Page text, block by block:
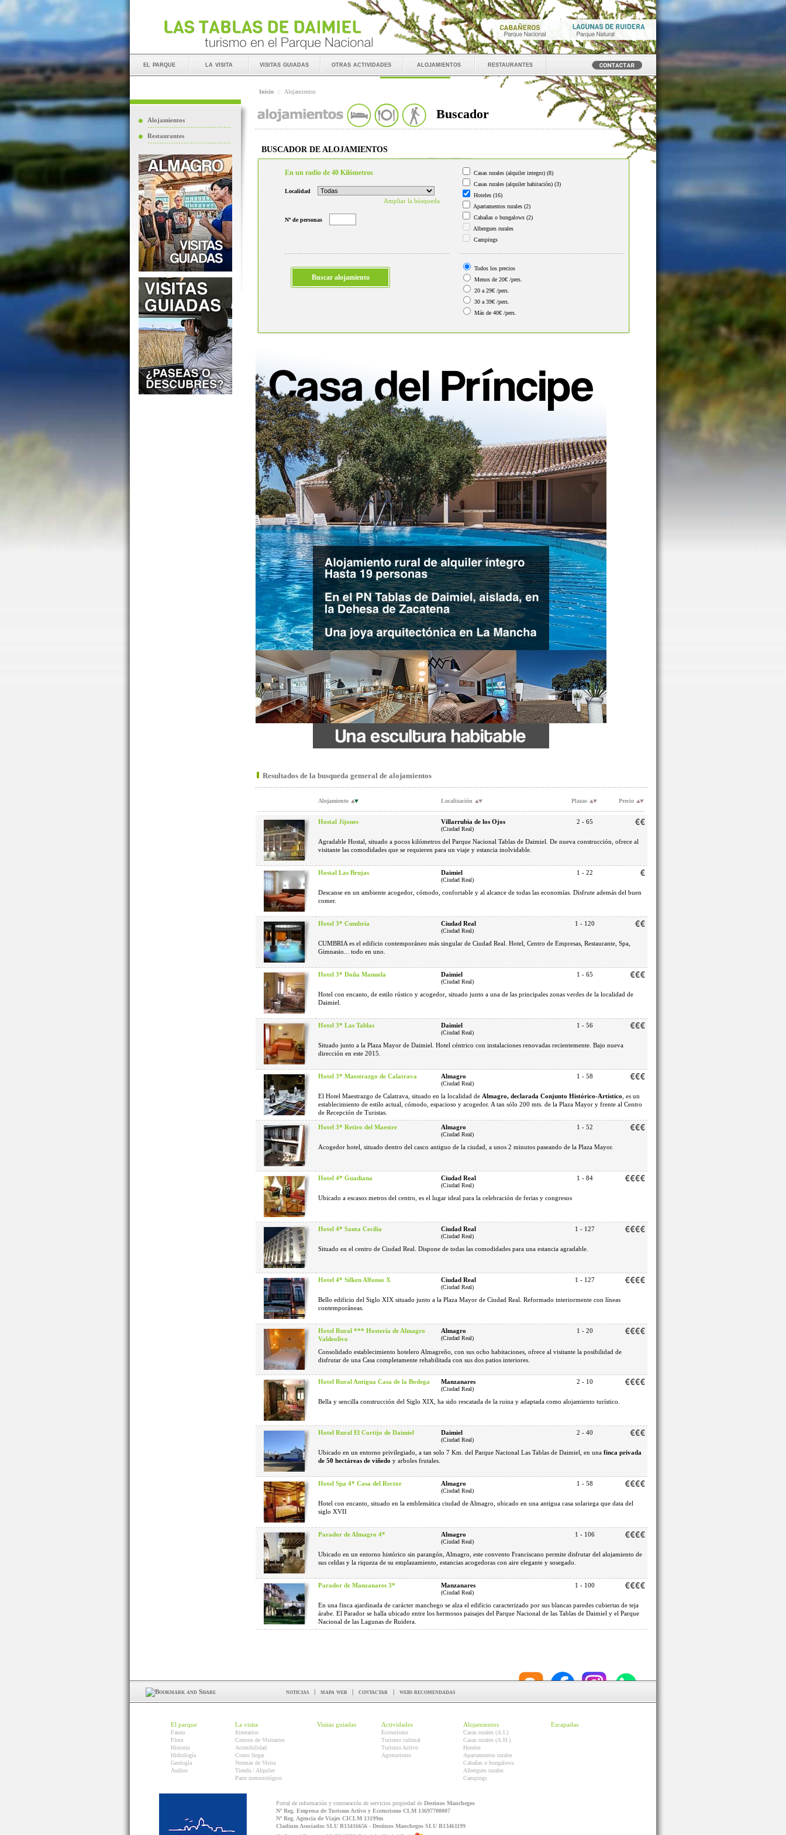
el parque la visita visitas guiadas otras actividades alojamientos restaurantes
Alojamientos
Restaurantes
Inicio :: Alojamientos
Buscador
BUSCADOR DE ALOJAMIENTOS
En un radio de 40 Kilómetros
Localidad
Ampliar la búsqueda
Nº de personas
Casas rurales (alquiler integro) (8)
Casas rurales (alquiler habitación) (3)
Hoteles (16)
Apartamentos rurales (2)
Cabañas o bungalows (2)
Albergues rurales
Campings
Todos los precios
Menos de 20€ /pers.
20 a 29€ /pers.
30 a 39€ /pers.
Más de 40€ /pers.
Resultados de la busqueda gemeral de alojamientos
Alojamiento Localización Plazas Precio
Hostal Jijones Villarrubia de los Ojos
(Ciudad Real)
2 - 65
Agradable Hostal, situado a pocos kilómetros del Parque Nacional Tablas de Daimiel. De nueva construcción, ofrece al
visitante las comodidades que se requieren para un viaje y estancia inolvidable.
Hostal Las Brujas Daimiel
(Ciudad Real)
1 - 22
Descanse en un ambiente acogedor, cómodo, confortable y al alcance de todas las economías. Disfrute además del buen
comer.
Hotel 3* Cumbria Ciudad Real
(Ciudad Real)
1 - 120
CUMBRIA es el edificio contemporáneo más singular de Ciudad Real. Hotel, Centro de Empresas, Restaurante, Spa,
Gimnasio... todo en uno.
Hotel 3* Doña Manuela Daimiel
(Ciudad Real)
1 - 65
Hotel con encanto, de estilo rústico y acogedor, situado junto a una de las principales zonas verdes de la localidad de
Daimiel.
Hotel 3* Las Tablas Daimiel
(Ciudad Real)
1 - 56
Situado junto a la Plaza Mayor de Daimiel. Hotel céntrico con instalaciones renovadas recientemente. Bajo nueva
dirección en este 2015.
Hotel 3* Maestrazgo de Calatrava Almagro
(Ciudad Real)
1 - 58
El Hotel Maestrazgo de Calatrava, situado en la localidad de Almagro, declarada Conjunto Histórico-Artístico , es un
establecimiento de estilo actual, cómodo, espacioso y acogedor. A tan sólo 200 mts. de la Plaza Mayor y frente al Centro
de Recepción de Turistas.
Hotel 3* Retiro del Maestre Almagro
(Ciudad Real)
1 - 52
Acogedor hotel, situado dentro del casco antiguo de la ciudad, a unos 2 minutos paseando de la Plaza Mayor.
Hotel 4* Guadiana Ciudad Real
(Ciudad Real)
1 - 84
Ubicado a escasos metros del centro, es el lugar ideal para la celebración de ferias y congresos
Hotel 4* Santa Cecilia Ciudad Real
(Ciudad Real)
1 - 127
Situado en el centro de Ciudad Real. Dispone de todas las comodidades para una estancia agradable.
Hotel 4* Silken Alfonso X Ciudad Real
(Ciudad Real)
1 - 127
Bello edificio del Siglo XIX situado junto a la Plaza Mayor de Ciudad Real. Reformado interiormente con líneas
contemporáneas.
Hotel Rural *** Hostería de Almagro
Valdeolivo
Almagro
(Ciudad Real)
1 - 20
Consolidado establecimiento hotelero Almagreño, con sus ocho habitaciones, ofrece al visitante la posibilidad de
disfrutar de una Casa completamente rehabilitada con sus dos patios interiores.
Hotel Rural Antigua Casa de la Bodega Manzanares
(Ciudad Real)
2 - 10
Bella y sencilla construcción del Siglo XIX, ha sido rescatada de la ruina y adaptada como alojamiento turístico.
Hotel Rural El Cortijo de Daimiel Daimiel
(Ciudad Real)
2 - 40
Ubicado en un entorno privilegiado, a tan solo 7 Km. del Parque Nacional Las Tablas de Daimiel, en una finca privada
de 50 hectáreas de viñedo y arboles frutales.
Hotel Spa 4* Casa del Rector Almagro
(Ciudad Real)
1 - 58
Hotel con encanto, situado en la emblemática ciudad de Almagro, ubicado en una antigua casa solariega que data del
siglo XVII
Parador de Almagro 4* Almagro
(Ciudad Real)
1 - 106
Ubicado en un entorno histórico sin parangón, Almagro, este convento Franciscano permite disfrutar del alojamiento de
sus celdas y la riqueza de su emplazamiento, estancias acogedoras con aire elegante y sosegado.
Parador de Manzanares 3* Manzanares
(Ciudad Real)
1 - 100
En una finca ajardinada de carácter manchego se alza el edificio caracterizado por sus blancas paredes cubiertas de teja
árabe. El Parador se halla ubicado entre los hermosos paisajes del Parque Nacional de las Tablas de Daimiel y el Parque
Nacional de las Lagunas de Ruidera.
noticias | mapa web | contactar | webs recomendadas
El parque
Fauna
Flora
Historia
Hidrología
Geología
Audios
La visita
Itinerarios
Centros de Visitantes
Accesibilidad
Como llegar
Normas de Visita
Tienda / Alquiler
Parte meteorológico
Visitas guiadas Actividades
Ecoturismo
Turismo cultural
Turismo Activo
Agroturismo
Alojamientos
Casas rurales (A.I.)
Casas rurales (A.H.)
Hoteles
Apartamentos rurales
Cabañas o bungalows
Albergues rurales
Campings
Escapadas
Portal de información y contratación de servicios propiedad de Destinos Manchegos
Nº Reg. Empresa de Turismo Activo y Ecoturismo CLM 13697700007
Nº Reg. Agencia de Viajes CICLM 13199m
Cladium Asociados SLU B13416656 - Destinos Manchegos SLU B13461199